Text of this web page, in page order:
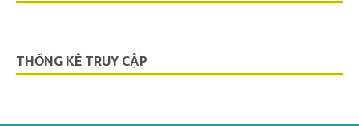
THỐNG KÊ TRUY CẬP